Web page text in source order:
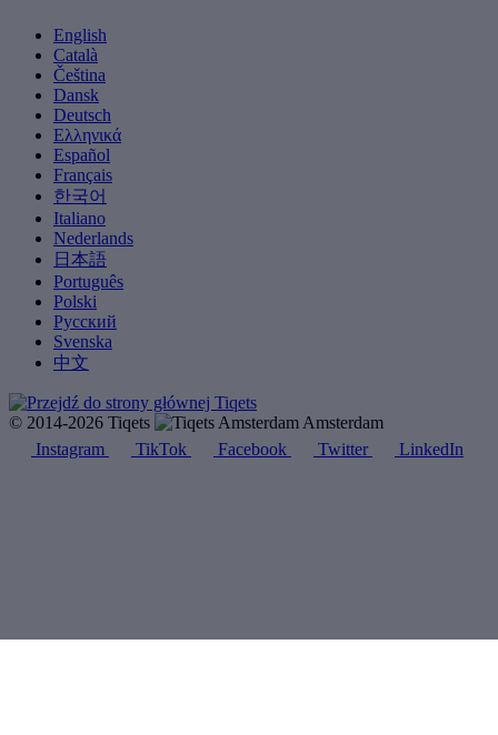
English
Català
Čeština
Dansk
Deutsch
Ελληνικά
Español
Français
한국어
Italiano
Nederlands
日本語
Português
Polski
Русский
Svenska
中文
© 2014-2026 Tiqets
Amsterdam
Instagram
TikTok Facebook Twitter LinkedIn